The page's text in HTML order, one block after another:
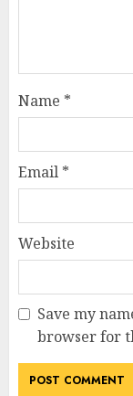
Name *
Email *
Website
Save my
browser for